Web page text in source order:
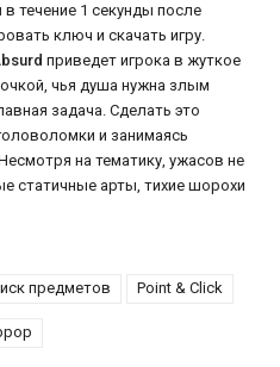
течение 1 секунды после
ключ и скачать игру.
приведет игрока в жуткое
чья душа нужна злым
задача. Сделать это
и занимаясь
на тематику, ужасов не
статичные арты, тихие шорохи
предметов Point & Click